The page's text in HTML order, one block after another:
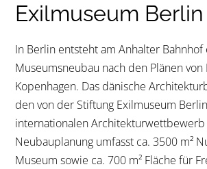
Exilmuseum Berlin
In Berlin entsteht am Anhalter Bahnhof
Museumsneubau nach den Plänen
Kopenhagen. Das dänische
den von der Stiftung Exilmuseum
internationalen Architekturwettbewerb
Neubauplanung umfasst ca. 3500 m²
Museum sowie ca. 700 m² Fläche für